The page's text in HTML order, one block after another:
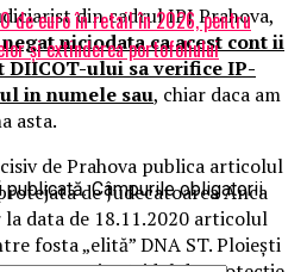
din cadrul IPJ Prahova,
negat niciodata ca acest cont ii
DIICOT-ului sa verifice IP-
in numele sau, chiar daca am
asta.
de Prahova publica articolul
de Judecatoarea Anca
la data de 18.11.2020 articolul
fosta „elită” DNA ST. Ploiești
de euro în retail în 2026, pentru
și extinderea portofoliului
publicată. Câmpurile obligatorii